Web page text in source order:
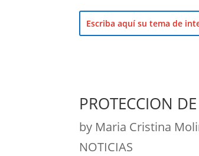
PROTECCION
by Maria Cristina
NOTICIAS